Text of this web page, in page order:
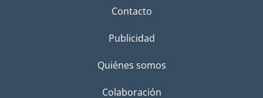
Contacto
Publicidad
Quiénes somos
Colaboración